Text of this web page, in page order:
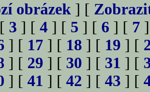
obrázek ] [
3 ] [ 4 ] [ 5 ] [ 6 ] [ 7
] [ 17 ] [ 18 ] [ 19 ] [
] [ 29 ] [ 30 ] [ 31 ] [
] [ 41 ] [ 42 ] [ 43 ] [